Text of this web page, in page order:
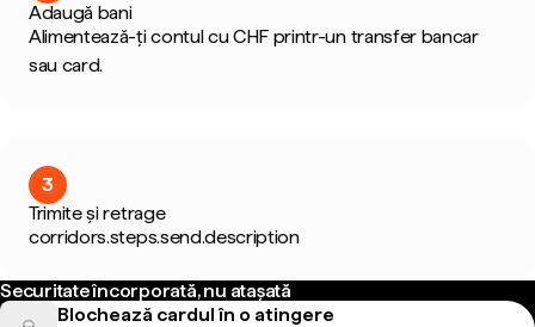
Adaugă bani
Alimentează-ți contul cu CHF printr-un transfer bancar
sau card.
3
Trimite și retrage
corridors.steps.send.description
Securitate încorporată, nu atașată
Blochează cardul în o atingere